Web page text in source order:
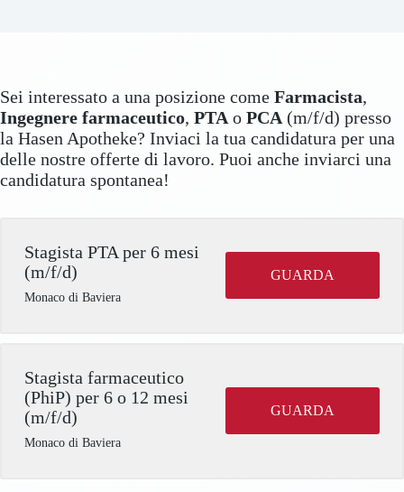
Sei interessato a una posizione come Farmacista,
Ingegnere farmaceutico, PTA o PCA (m/f/d) presso
la Hasen Apotheke? Inviaci la tua candidatura per una
delle nostre offerte di lavoro. Puoi anche inviarci una
candidatura spontanea!
Stagista PTA per 6 mesi
(m/f/d)
Monaco di Baviera
GUARDA
Stagista farmaceutico
(PhiP) per 6 o 12 mesi
(m/f/d)
Monaco di Baviera
GUARDA